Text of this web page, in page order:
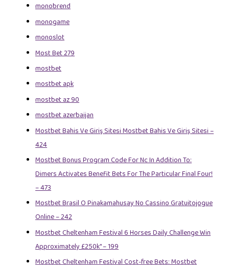
monobrend
monogame
monoslot
Most Bet 279
mostbet
mostbet apk
mostbet az 90
mostbet azerbaijan
Mostbet Bahis Ve Giriş Sitesi Mostbet Bahis Ve Giriş Sitesi –
424
Mostbet Bonus Program Code For Nc In Addition To:
Dimers Activates Benefit Bets For The Particular Final Four!
– 473
Mostbet Brasil O Pinakamahusay No Cassino Gratuitojogue
Online – 242
Mostbet Cheltenham Festival 6 Horses Daily Challenge Win
Approximately £250k" – 199
Mostbet Cheltenham Festival Cost-free Bets: Mostbet